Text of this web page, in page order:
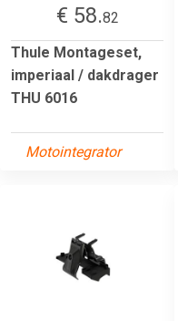
€ 58.82
Thule Montageset,
imperiaal / dakdrager
THU 6016
Motointegrator